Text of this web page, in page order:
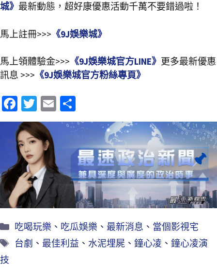
城》 最新動態，超好康優惠活動千萬不要錯過啦！
馬上註冊>>> 《9J娛樂城》
馬上領體驗金>>> 《9J娛樂城官方LINE》 更多最新優惠
訊息 >>> 《9J娛樂城官方粉絲專頁》
Fa
ce
b
o
o
k
T
wi
tt
er
E
m 享
吃喝玩樂 、 吃瓜娛樂 、最新消息 、 當個影視宅
台劇 、最佳利益 、 水泥埋屍 、鐘心凌 、鐘心凌演
技